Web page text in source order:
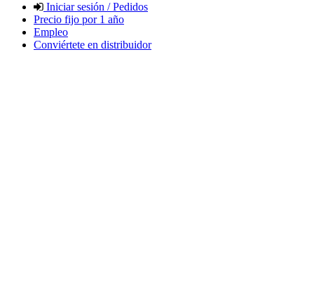
Iniciar sesión / Pedidos
Precio fijo por 1 año
Empleo
Conviértete en distribuidor